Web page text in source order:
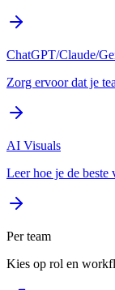
ChatGPT/Claude/
Zorg ervoor dat je
AI Visuals
Leer hoe je de beste
Per team
Kies op rol en